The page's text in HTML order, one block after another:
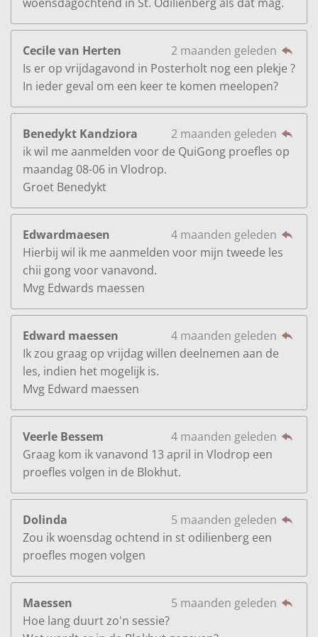
woensdagochtend in St. Odilienberg als dat mag.
Cecile van Herten
2 maanden geleden
Is er op vrijdagavond in Posterholt nog een plekje ?
In ieder geval om een keer te komen meelopen?
Benedykt Kandziora
2 maanden geleden
ik wil me aanmelden voor de QuiGong proefles op
maandag 08-06 in Vlodrop.
Groet Benedykt
Edwardmaesen
4 maanden geleden
Hierbij wil ik me aanmelden voor mijn tweede les
chii gong voor vanavond.
Mvg Edwards maessen
Edward maessen
4 maanden geleden
Ik zou graag op vrijdag willen deelnemen aan de
les, indien het mogelijk is.
Mvg Edward maessen
Veerle Bessem
4 maanden geleden
Graag kom ik vanavond 13 april in Vlodrop een
proefles volgen in de Blokhut.
Dolinda
5 maanden geleden
Zou ik woensdag ochtend in st odilienberg een
proefles mogen volgen
Maessen
5 maanden geleden
Hoe lang duurt zo'n sessie?